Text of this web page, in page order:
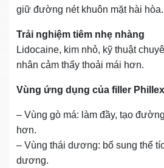
giữ đường nét khuôn mặt hài hòa.
Trải nghiệm tiêm nhẹ nhàng
Lidocaine, kim nhỏ, kỹ thuật
nhân cảm thấy thoải mái hơn.
Vùng ứng dụng của filler
– Vùng gò má: làm đầy, tạo
hơn.
– Vùng thái dương: bổ sung thể
dương.